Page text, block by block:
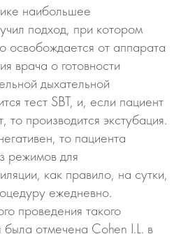
наибольшее
подход, при котором
освобождается от аппарата
врача о готовности
дыхательной
тест SBT, и, если пациент
производится экстубация.
то пациента
режимов для
как правило, на сутки,
ежедневно.
проведения такого
была отмечена Cohen I.L. в